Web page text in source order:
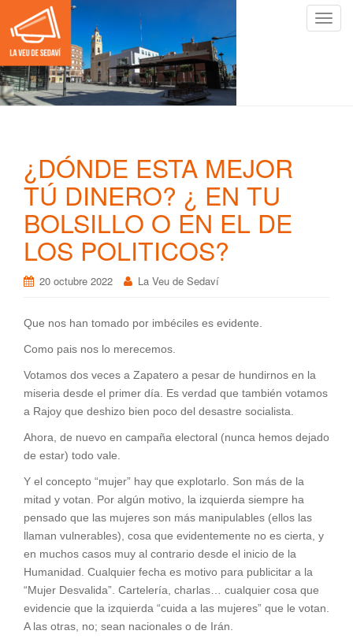
C
¿DÓNDE ESTA MEJOR
TÚ DINERO? ¿ EN TU
BOLSILLO O EN EL DE
LOS POLITICOS?
20 octubre 2022 La Veu de Sedaví
Que nos han tomado por imbéciles es evidente.
Como pais nos lo merecemos.
Votamos dos veces a Zapatero a pesar de hundirnos en la
miseria desde el primer día. Es verdad que también votamos
a Rajoy que deshizo bien poco del desastre socialista.
Ahora, de nuevo en campaña electoral (nunca hemos dejado
de estar) todo vale.
Y el concepto “mujer” hay que explotarlo. Son más de la
mitad y votan. Por algún motivo, la izquierda siempre ha
pensado que las mujeres son más manipulables (ellos las
llaman vulnerables), cosa que evidentemente no es cierta, y
en muchos casos muy al contrario desde el inicio de la
Humanidad. Cualquier fecha es motivo para publicitar a la
“Mujer Desvalida”. Cartelería, charlas… cualquier cosa que
evidencie que la izquierda “cuida a las mujeres” que le votan.
A las otras, no; sean nacionales o de Irán.